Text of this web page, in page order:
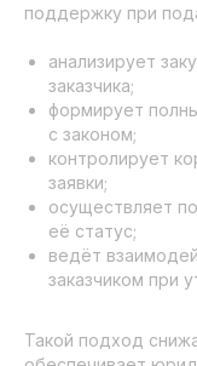
поддержку при
анализирует
заказчика;
формирует
с законом;
контролирует
заявки;
осуществляет
её статус;
ведёт
заказчиком при
Такой подход